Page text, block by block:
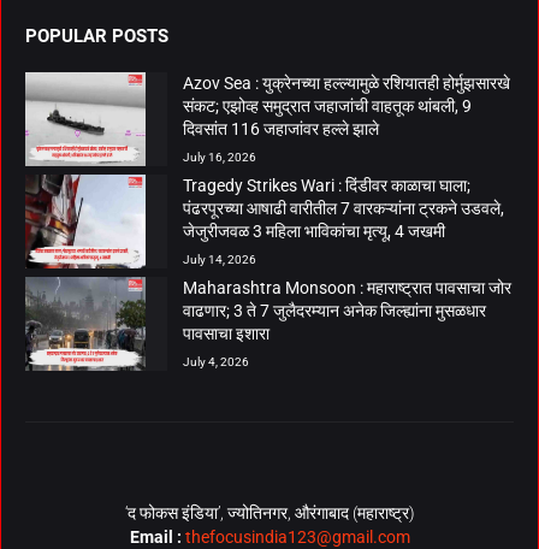
POPULAR POSTS
Azov Sea : युक्रेनच्या हल्ल्यामुळे रशियातही होर्मुझसारखे
संकट; एझोव्ह समुद्रात जहाजांची वाहतूक थांबली, 9
दिवसांत 116 जहाजांवर हल्ले झाले
July 16, 2026
Tragedy Strikes Wari : दिंडीवर काळाचा घाला;
पंढरपूरच्या आषाढी वारीतील 7 वारकऱ्यांना ट्रकने उडवले,
जेजुरीजवळ 3 महिला भाविकांचा मृत्यू, 4 जखमी
July 14, 2026
Maharashtra Monsoon : महाराष्ट्रात पावसाचा जोर
वाढणार; 3 ते 7 जुलैदरम्यान अनेक जिल्ह्यांना मुसळधार
पावसाचा इशारा
July 4, 2026
‘द फोकस इंडिया’, ज्योतिनगर, औरंगाबाद (महाराष्ट्र)
Email : thefocusindia123@gmail.com